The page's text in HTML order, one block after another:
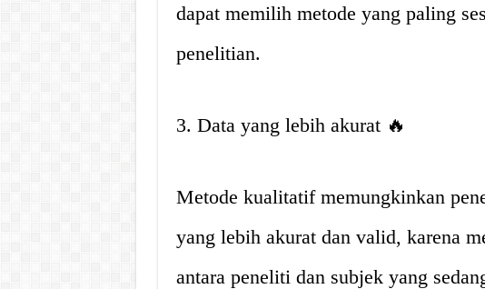
dapat memilih metode yang paling
penelitian.
3. Data yang lebih akurat 🔥
Metode kualitatif memungkinkan
yang lebih akurat dan valid, karena
antara peneliti dan subjek yang